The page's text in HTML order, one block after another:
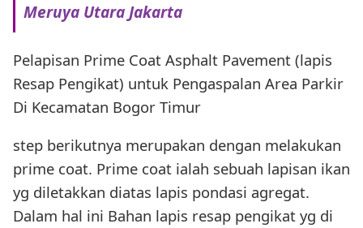
Meruya Utara Jakarta
Pelapisan Prime Coat Asphalt Pavement (lapis
Resap Pengikat) untuk Pengaspalan Area Parkir
Di Kecamatan Bogor Timur
step berikutnya merupakan dengan melakukan
prime coat. Prime coat ialah sebuah lapisan ikan
yg diletakkan diatas lapis pondasi agregat.
Dalam hal ini Bahan lapis resap pengikat yg di